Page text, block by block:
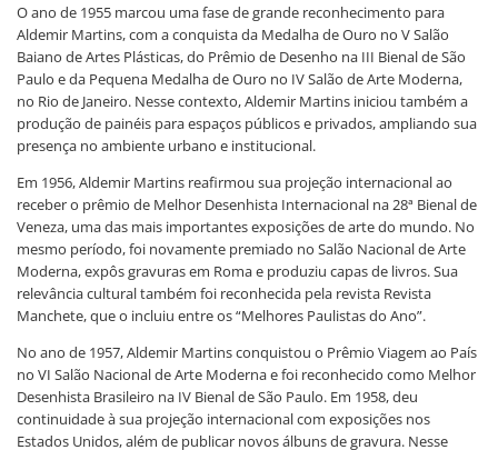
O ano de 1955 marcou uma fase de grande reconhecimento para
Aldemir Martins, com a conquista da Medalha de Ouro no V Salão
Baiano de Artes Plásticas, do Prêmio de Desenho na III Bienal de São
Paulo e da Pequena Medalha de Ouro no IV Salão de Arte Moderna,
no Rio de Janeiro. Nesse contexto, Aldemir Martins iniciou também a
produção de painéis para espaços públicos e privados, ampliando sua
presença no ambiente urbano e institucional.
Em 1956, Aldemir Martins reafirmou sua projeção internacional ao
receber o prêmio de Melhor Desenhista Internacional na 28ª Bienal de
Veneza, uma das mais importantes exposições de arte do mundo. No
mesmo período, foi novamente premiado no Salão Nacional de Arte
Moderna, expôs gravuras em Roma e produziu capas de livros. Sua
relevância cultural também foi reconhecida pela revista Revista
Manchete, que o incluiu entre os “Melhores Paulistas do Ano”.
No ano de 1957, Aldemir Martins conquistou o Prêmio Viagem ao País
no VI Salão Nacional de Arte Moderna e foi reconhecido como Melhor
Desenhista Brasileiro na IV Bienal de São Paulo. Em 1958, deu
continuidade à sua projeção internacional com exposições nos
Estados Unidos, além de publicar novos álbuns de gravura. Nesse